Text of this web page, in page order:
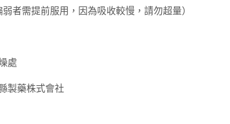
弱者需提前服用，因為吸收較慢，請勿超量）
處
製藥株式會社